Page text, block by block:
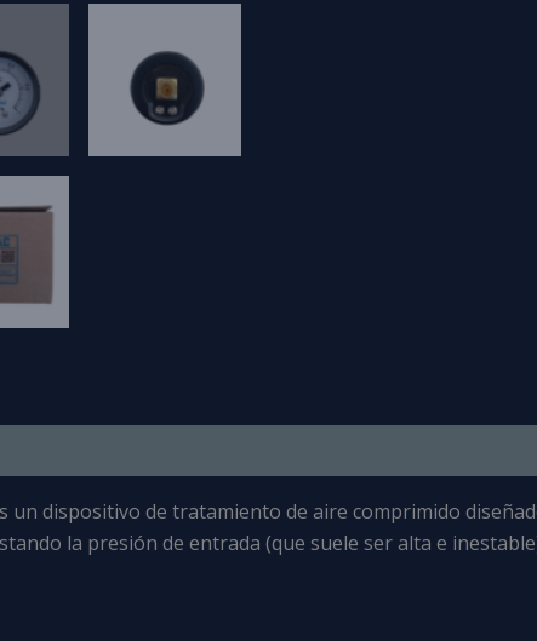
un dispositivo de tratamiento de aire comprimido
la presión de entrada (que suele ser alta e